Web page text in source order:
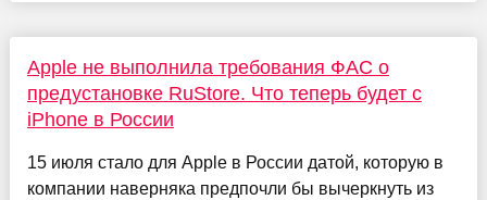
Apple не выполнила требования ФАС о
предустановке RuStore. Что теперь будет с
iPhone в России
15 июля стало для Apple в России датой, которую в
компании наверняка предпочли бы вычеркнуть из